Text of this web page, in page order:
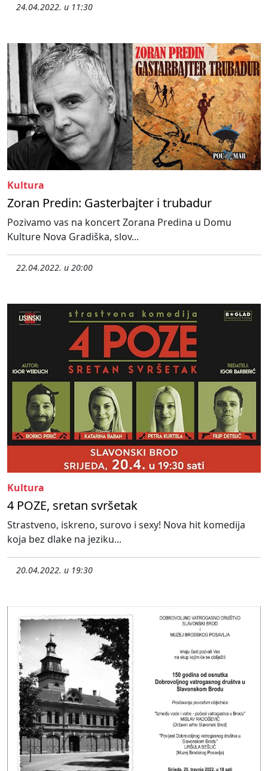
24.04.2022. u 11:30
Kultura
Zoran Predin: Gasterbajter i trubadur
Pozivamo vas na koncert Zorana Predina u Domu
Kulture Nova Gradiška, slov...
22.04.2022. u 20:00
Kultura
4 POZE, sretan svršetak
Strastveno, iskreno, surovo i sexy! Nova hit komedija
koja bez dlake na jeziku...
20.04.2022. u 19:30